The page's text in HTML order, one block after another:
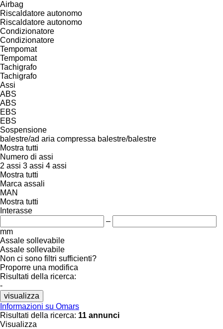
Airbag
Riscaldatore autonomo
Riscaldatore autonomo
Condizionatore
Condizionatore
Tempomat
Tempomat
Tachigrafo
Tachigrafo
Assi
ABS
ABS
EBS
EBS
Sospensione
balestre/ad aria compressa balestre/balestre
Mostra tutti
Numero di assi
2 assi 3 assi 4 assi
Mostra tutti
Marca assali
MAN
Mostra tutti
Interasse
–
mm
Assale sollevabile
Assale sollevabile
Non ci sono filtri sufficienti?
Proporre una modifica
Risultati della ricerca:
-
visualizza
Informazioni su Omars
Risultati della ricerca: 11 annunci
Visualizza